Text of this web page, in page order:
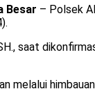
Besar – Polsek
saat
melalui